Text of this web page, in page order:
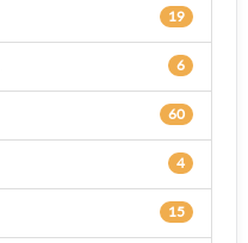
19
6
60
4
15